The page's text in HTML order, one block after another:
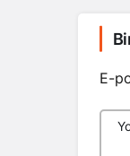
E-